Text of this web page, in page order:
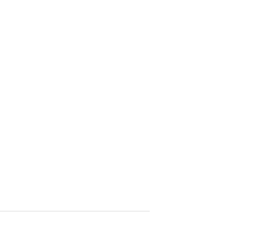
200 kits
desarrollo